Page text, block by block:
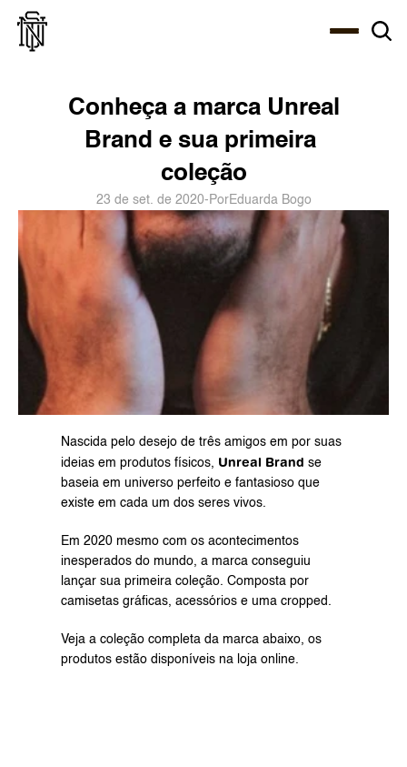
Conheça a marca Unreal
Brand e sua primeira
coleção
23 de set. de 2020- PorEduarda Bogo
Nascida pelo desejo de três amigos em por suas
ideias em produtos físicos, Unreal Brand se
baseia em universo perfeito e fantasioso que
existe em cada um dos seres vivos.
Em 2020 mesmo com os acontecimentos
inesperados do mundo, a marca conseguiu
lançar sua primeira coleção. Composta por
camisetas gráficas, acessórios e uma cropped.
Veja a coleção completa da marca abaixo, os
produtos estão disponíveis na loja online.